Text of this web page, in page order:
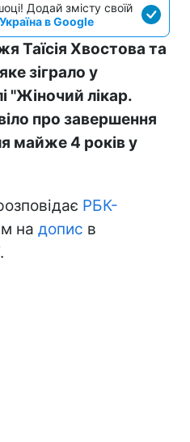
Додай змісту своїй
в Google
Таїсія Хвостова та
зіграло у
"Жіночий лікар.
про завершення
майже 4 років у
РБК-
на допис в